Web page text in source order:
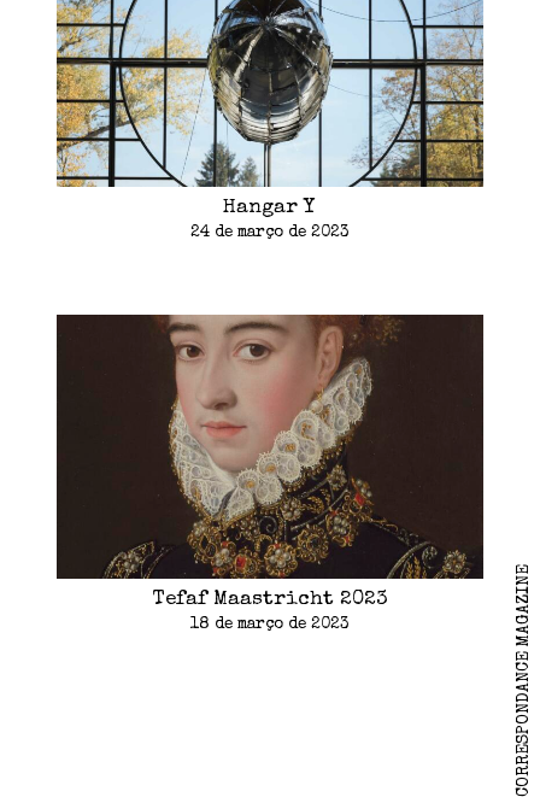
Hangar Y
24 de março de 2023
Tefaf Maastricht 2023
18 de março de 2023 2026 CORRESPONDANCE MAGAZINE